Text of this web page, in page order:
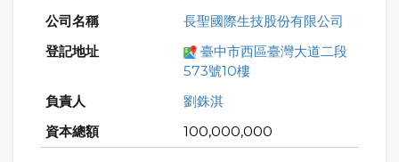
長聖國際生技股份有限公司
臺中市西區臺灣大道二段
573號10樓
劉銖淇
100,000,000